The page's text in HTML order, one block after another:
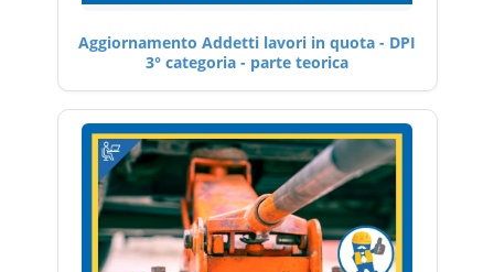
Aggiornamento Addetti lavori in quota - DPI
3° categoria - parte teorica